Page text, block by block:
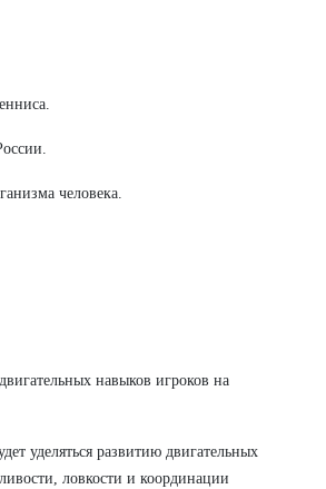
человека.
навыков игроков на
уделяться развитию двигательных
ловкости и координации